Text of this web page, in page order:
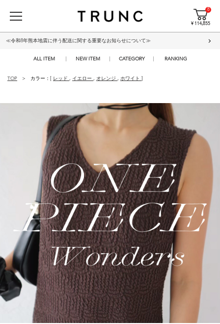
8
¥ 114,855
≪令和8年熊本地震に伴う配送に関する重要なお知らせについて≫
ALL ITEM NEW ITEM CATEGORY RANKING
TOP カラー：[ レッド , イエロー , オレンジ , ホワイト